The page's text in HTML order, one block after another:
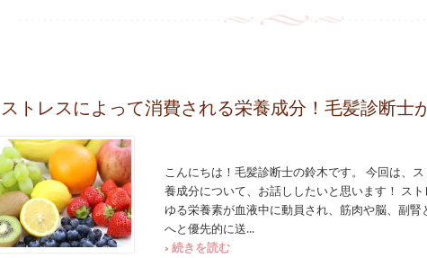
ストレスによって消費される栄養成分！毛髪診断士
こんにちは！毛髪診断士の鈴木です。 今回は、
養成分について、お話ししたいと思います！ ス
ゆる栄養素が血液中に動員され、筋肉や脳、副
へと優先的に送...
» 続きを読む